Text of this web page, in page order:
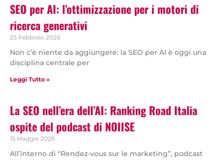
SEO per AI: l’ottimizzazione per i motori di
ricerca generativi
25 Febbraio 2026
Non c’è niente da aggiungere: la SEO per AI è oggi una
disciplina centrale per
Leggi Tutto »
La SEO nell’era dell’AI: Ranking Road Italia
ospite del podcast di NOIISE
15 Maggio 2025
All’interno di “Rendez-vous sur le marketing”, podcast